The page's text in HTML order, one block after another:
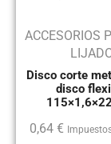
ACCESORIOS
Disco corte
disco
0,64 €